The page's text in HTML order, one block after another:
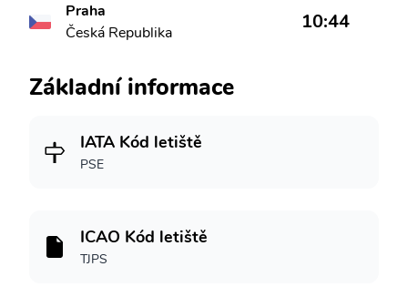
Praha
Česká Republika
10:44
Základní informace
IATA Kód letiště
PSE
ICAO Kód letiště
TJPS